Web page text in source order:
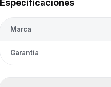
Especificaciones
Marca
Garantía